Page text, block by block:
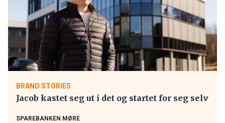
BRAND STORIES
Jacob kastet seg ut i det og startet for seg selv
SPAREBANKEN MØRE